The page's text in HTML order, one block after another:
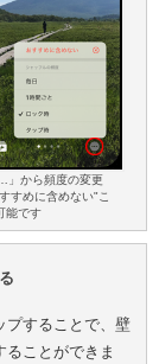
」から頻度の変更
すめに含めない"こ
能です
プすることで、壁
ことができま